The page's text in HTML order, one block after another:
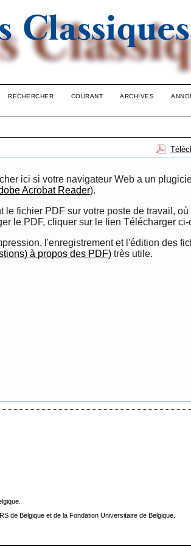
RECHERCHER COURANT ARCHIVES
ici si votre navigateur Web a un
Acrobat Reader).
fichier PDF sur votre poste de travail, où
le PDF, cliquer sur le lien Télécharger ci-
l'enregistrement et l'édition des
à propos des PDF) très utile.
de Belgique et de la Fondation Universitaire de Belgique.